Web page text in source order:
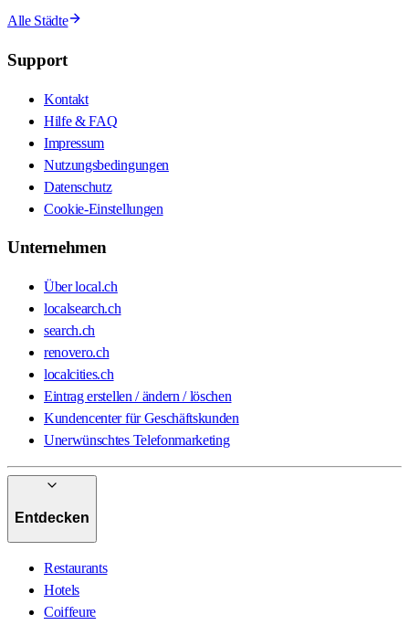
Alle Städte
Support
Kontakt
Hilfe & FAQ
Impressum
Nutzungsbedingungen
Datenschutz
Cookie-Einstellungen
Unternehmen
Über local.ch
localsearch.ch
search.ch
renovero.ch
localcities.ch
Eintrag erstellen / ändern / löschen
Kundencenter für Geschäftskunden
Unerwünschtes Telefonmarketing
Entdecken
Restaurants
Hotels
Coiffeure